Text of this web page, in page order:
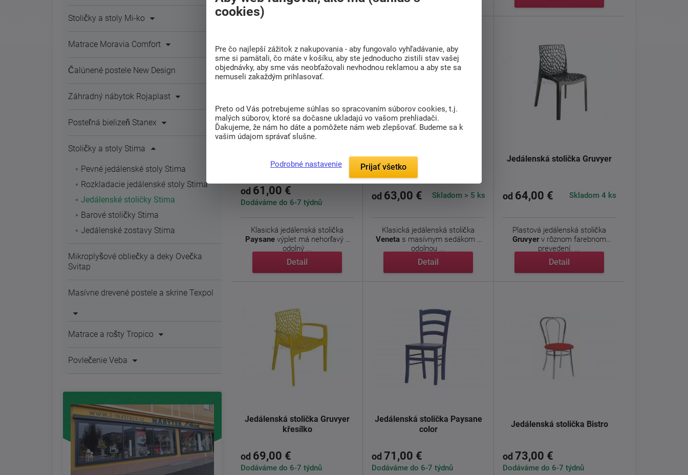
Stoličky a stoly Mi-ko
Matrace Moravia Comfort
Čalúnené postele New Design
Záhradný nábytok Rojaplast
Posteľná bielizeň Stanex
Stoličky a stoly Stima
Pevné jedálenské stoly Stima
Rozkladacie jedálenské stoly Stima
Jedálenské stoličky Stima
Barové stoličky Stima
Jedálenské zostavy Stima
Mikroplyšové obliečky a deky Ovečka
Svitap
Masívne drevené postele a skrine Texpol
Matrace a rošty Tropico
Povlečenie Veba
výplet
od 61,00 €
Dodáváme do 6-7 týdnů
Klasická jedálenská stolička
Paysanevýplet má nehorľavý a
odolný ...
Detail
Jedálenská stolička Veneta
od 63,00 € Skladom > 5 ks
Klasická jedálenská stolička
Venetas masívnym sedákom a
odolnou ...
Detail
Jedálenská stolička Gruvyer
od 64,00 € Skladom 4 ks
Plastová jedálenská stolička
Gruvyerv rôznom farebnom
prevedení. ...
Detail
Jedálenská stolička Gruvyer
křesílko
od 69,00 €
Dodáváme do 6-7 týdnů
Jedálenská stolička Paysane
color
od 71,00 €
Dodáváme do 6-7 týdnů
Jedálenská stolička Bistro
od 73,00 €
Dodáváme do 6-7 týdnů
cookies)
Pre čo najlepší zážitok z nakupovania - aby fungovalo vyhľadávanie, aby
sme si pamätali, čo máte v košíku, aby ste jednoducho zistili stav vašej
objednávky, aby sme vás neobťažovali nevhodnou reklamou a aby ste sa
nemuseli zakaždým prihlasovať.
Preto od Vás potrebujeme súhlas so spracovaním súborov cookies, t.j.
malých súborov, ktoré sa dočasne ukladajú vo vašom prehliadači.
Ďakujeme, že nám ho dáte a pomôžete nám web zlepšovať. Budeme sa k
vašim údajom správať slušne.
Podrobné nastavenie Prijať všetko